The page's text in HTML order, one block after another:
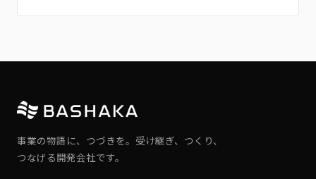
事業の物語に、 つづきを。 受け継ぎ、 つくり、
つなげる開発会社です。